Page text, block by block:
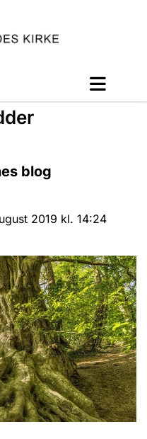
blog
2019 kl. 14:24